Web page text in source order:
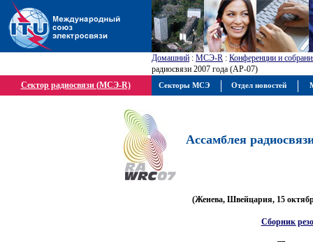
Домашний : МСЭ-R : Конференции и
радиосвязи 2007 года (АР-07)
Сектор радиосвязи (МСЭ-R)
Ассамблея
(Женева, Швейцария, 15
Сборник
Секторы МСЭ Отдел новостей